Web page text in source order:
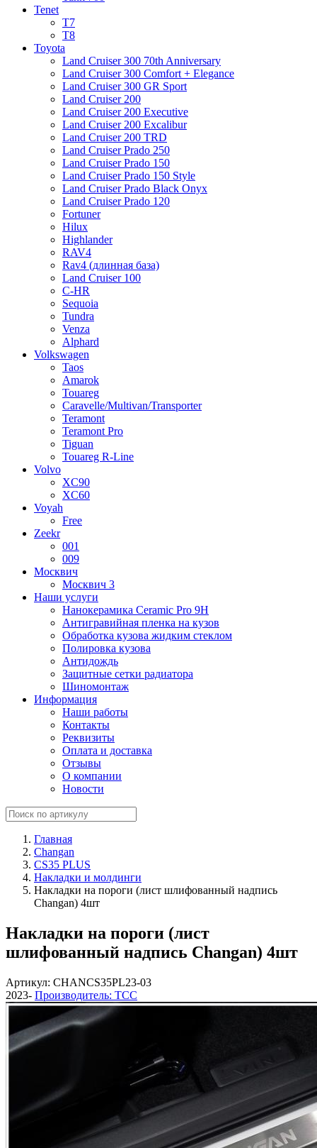
Tenet
T7
T8
Toyota
Land Cruiser 300 70th Anniversary
Land Cruiser 300 Comfort + Elegance
Land Cruiser 300 GR Sport
Land Cruiser 200
Land Cruiser 200 Executive
Land Cruiser 200 Excalibur
Land Cruiser 200 TRD
Land Cruiser Prado 250
Land Cruiser Prado 150
Land Cruiser Prado 150 Style
Land Cruiser Prado Black Onyx
Land Cruiser Prado 120
Fortuner
Hilux
Highlander
RAV4
Rav4 (длинная база)
Land Cruiser 100
C-HR
Sequoia
Tundra
Venza
Alphard
Volkswagen
Taos
Amarok
Touareg
Caravelle/Multivan/Transporter
Teramont
Teramont Pro
Tiguan
Touareg R-Line
Volvo
XC90
XC60
Voyah
Free
Zeekr
001
009
Москвич
Москвич 3
Наши услуги
Нанокерамика Ceramic Pro 9H
Антигравийная пленка на кузов
Обработка кузова жидким стеклом
Полировка кузова
Антидождь
Защитные сетки радиатора
Шиномонтаж
Информация
Наши работы
Контакты
Реквизиты
Оплата и доставка
Отзывы
О компании
Новости
Главная
Changan
CS35 PLUS
Накладки и молдинги
Накладки на пороги (лист шлифованный надпись
Changan) 4шт
Накладки на пороги (лист
шлифованный надпись Changan) 4шт
Артикул: CHANCS35PL23-03
2023- Производитель: ТСС